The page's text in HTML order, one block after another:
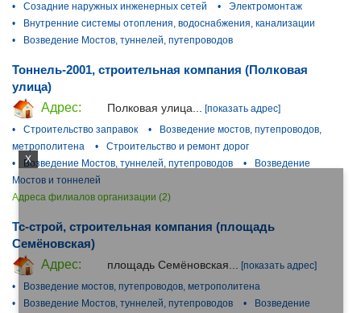
X
•
Созадние наружных инженерных сетей •
Электромонтаж
•
Внутренние системы отопления, водоснабжения, канализации
•
Возведение Мостов, туннелей, путепроводов
Тоннель-2001, строительная компания (Полковая
улица)
Адрес:
Полковая улица...
[показать адрес]
•
Строительство заправок •
Возведение мостов, путепроводов,
метрополитена
•
Строительство и ремонт дорог
•
Возведение Мостов, туннелей, путепроводов •
Возведение
Мостов и тоннелей
Адреса филиалов организации (2)
Тс-строй, строительная компания (площадь
Семёновская)
Адрес:
площадь Семёновская...
[показать адрес]
•
Возведение мостов, путепроводов, метрополитена
•
Возведение Мостов, туннелей, путепроводов • Возведение